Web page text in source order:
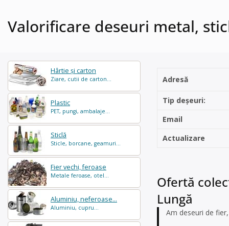
Valorificare deseuri metal,
Hârtie și carton
Ziare, cutii de carton...
Plastic
PET, pungi, ambalaje...
Sticlă
Sticle, borcane, geamuri...
Fier vechi, feroase
Metale feroase, otel...
Aluminiu, neferoase...
Aluminiu, cupru...
Adresă
Tip deșeuri:
Email
Actualizare
Ofertă
Lungă
Am deseuri de